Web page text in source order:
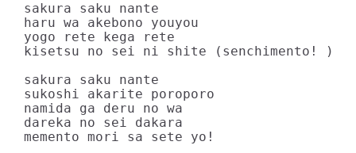
sakura saku nante
haru wa akebono youyou
yogo rete kega rete
kisetsu no sei ni shite (senchimento! )
sakura saku nante
sukoshi akarite poroporo
namida ga deru no wa
dareka no sei dakara
memento mori sa sete yo!